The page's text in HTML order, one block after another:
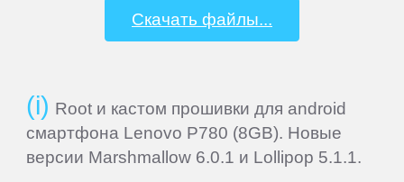
Скачать файлы...
Root и кастом прошивки для android
смартфона Lenovo P780 (8GB). Новые
версии Marshmallow 6.0.1 и Lollipop 5.1.1.
Nautilus
Nextbook